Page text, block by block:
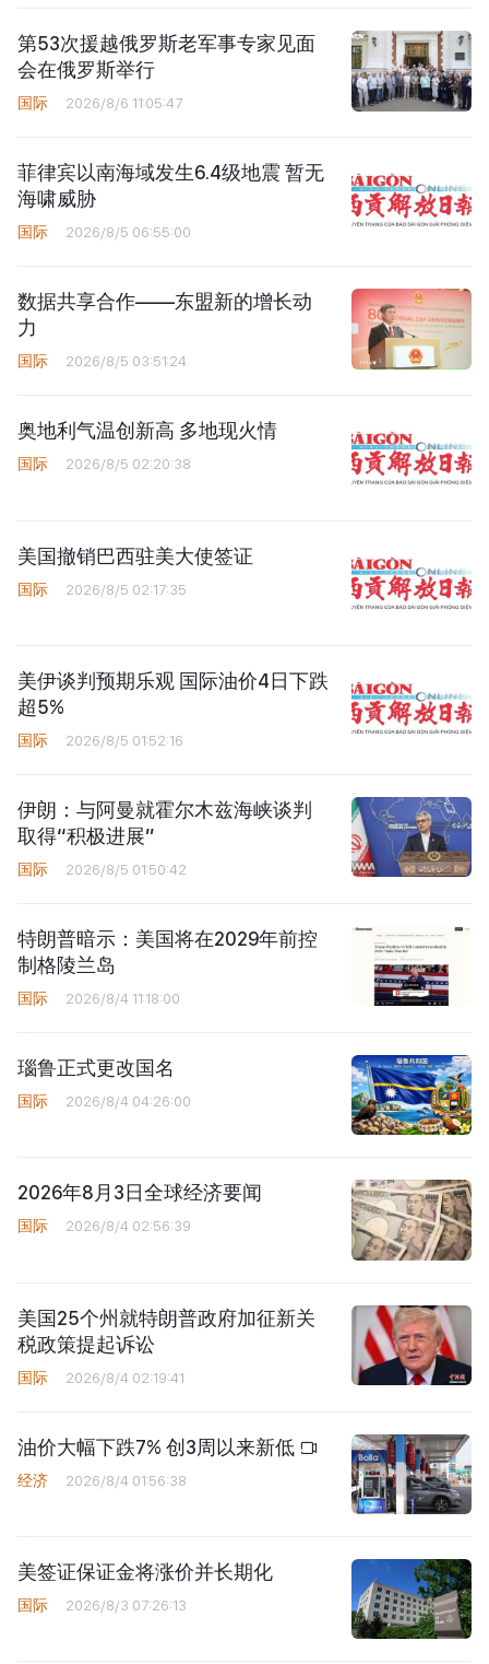
第53次援越俄罗斯老军事专家见面
会在俄罗斯举行
国际 2026/8/6 11:05:47
菲律宾以南海域发生6.4级地震 暂无
海啸威胁
国际 2026/8/5 06:55:00
数据共享合作——东盟新的增长动
力
国际 2026/8/5 03:51:24
奥地利气温创新高 多地现火情
国际 2026/8/5 02:20:38
美国撤销巴西驻美大使签证
国际 2026/8/5 02:17:35
美伊谈判预期乐观 国际油价4日下跌
超5%
国际 2026/8/5 01:52:16
伊朗：与阿曼就霍尔木兹海峡谈判
取得“积极进展”
国际 2026/8/5 01:50:42
特朗普暗示：美国将在2029年前控
制格陵兰岛
国际 2026/8/4 11:18:00
瑙鲁正式更改国名
国际 2026/8/4 04:26:00
2026年8月3日全球经济要闻
国际 2026/8/4 02:56:39
美国25个州就特朗普政府加征新关
税政策提起诉讼
国际 2026/8/4 02:19:41
油价大幅下跌7% 创3周以来新低
经济 2026/8/4 01:56:38
美签证保证金将涨价并长期化
国际 2026/8/3 07:26:13